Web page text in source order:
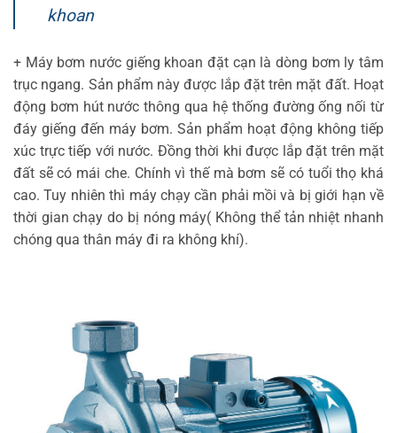
khoan
+ Máy bơm nước giếng khoan đặt cạn là dòng bơm ly tâm
trục ngang. Sản phẩm này được lắp đặt trên mặt đất. Hoạt
động bơm hút nước thông qua hệ thống đường ống nối từ
đáy giếng đến máy bơm. Sản phẩm hoạt động không tiếp
xúc trực tiếp với nước. Đồng thời khi được lắp đặt trên mặt
đất sẽ có mái che. Chính vì thế mà bơm sẽ có tuổi thọ khá
cao. Tuy nhiên thì máy chạy cần phải mồi và bị giới hạn về
thời gian chạy do bị nóng máy( Không thể tản nhiệt nhanh
chóng qua thân máy đi ra không khí).